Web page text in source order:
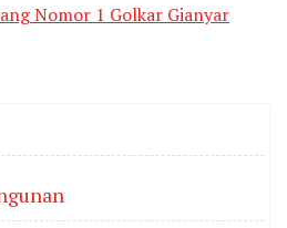
Nomor 1 Golkar Gianyar